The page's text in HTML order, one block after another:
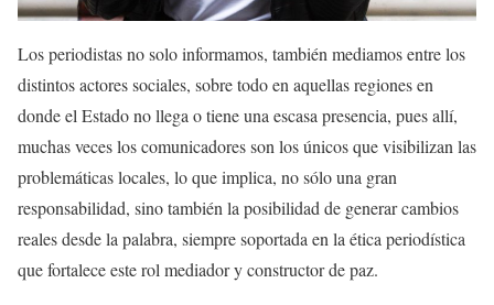
Los periodistas no solo informamos, también mediamos entre los
distintos actores sociales, sobre todo en aquellas regiones en
donde el Estado no llega o tiene una escasa presencia, pues allí,
muchas veces los comunicadores son los únicos que visibilizan las
problemáticas locales, lo que implica, no sólo una gran
responsabilidad, sino también la posibilidad de generar cambios
reales desde la palabra, siempre soportada en la ética periodística
que fortalece este rol mediador y constructor de paz.